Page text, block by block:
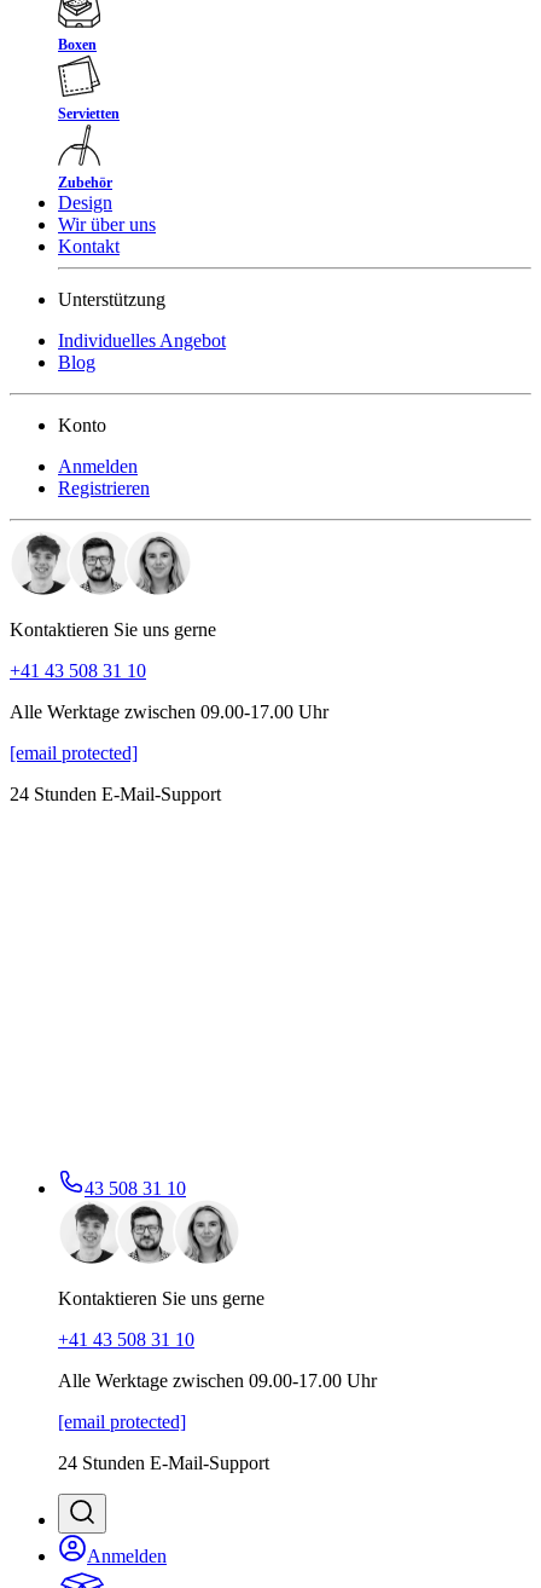
Boxen
Servietten
Zubehör
Design
Wir über uns
Kontakt
Unterstützung
Individuelles Angebot
Blog
Konto
Anmelden
Registrieren
Kontaktieren Sie uns gerne
+41 43 508 31 10
Alle Werktage zwischen 09.00-17.00 Uhr
[email protected]
24 Stunden E-Mail-Support
43 508 31 10
Kontaktieren Sie uns gerne
+41 43 508 31 10
Alle Werktage zwischen 09.00-17.00 Uhr
[email protected]
24 Stunden E-Mail-Support
Anmelden